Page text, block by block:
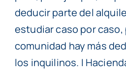
deducir parte del
estudiar caso por
comunidad hay más
los inquilinos. I